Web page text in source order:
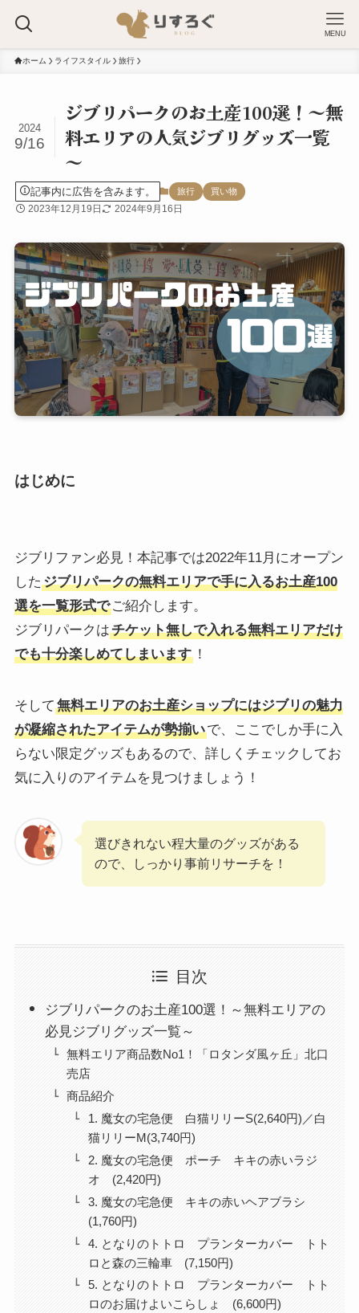
MENU
ホーム ライフスタイル 旅行
ジブリパークのお土産100選！～無
料エリアの人気ジブリグッズ一覧
～
2024
9/16
記事内に広告を含みます。 旅行 買い物
2023年12月19日 2024年9月16日
はじめに
ジブリファン必見！本記事では2022年11月にオープン
した ジブリパークの無料エリアで手に入るお土産100
選を一覧形式でご紹介します。
ジブリパークはチケット無しで入れる無料エリアだけ
でも十分楽しめてしまいます！
そして 無料エリアのお土産ショップにはジブリの魅力
が凝縮されたアイテムが勢揃いで、ここでしか手に入
らない限定グッズもあるので、詳しくチェックしてお
気に入りのアイテムを見つけましょう！
選びきれない程大量のグッズがある
ので、しっかり事前リサーチを！
目次
ジブリパークのお土産100選！～無料エリアの
必見ジブリグッズ一覧～
無料エリア商品数No1！「ロタンダ風ヶ丘」北口
売店
商品紹介
1. 魔女の宅急便 白猫リリーS(2,640円)／白
猫リリーM(3,740円)
2. 魔女の宅急便 ポーチ キキの赤いラジ
オ (2,420円)
3. 魔女の宅急便 キキの赤いヘアブラシ
(1,760円)
4. となりのトトロ プランターカバー トト
ロと森の三輪車 (7,150円)
5. となりのトトロ プランターカバー トト
ロのお届けよいこらしょ (6,600円)